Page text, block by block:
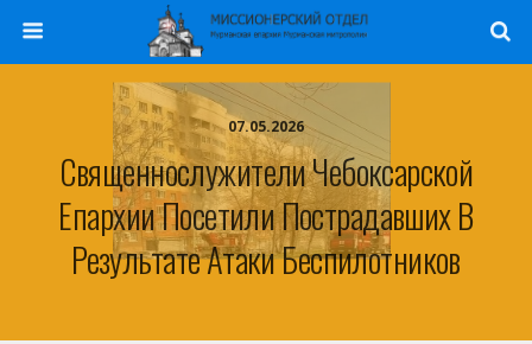
07.05.2026
Священнослужители Чебоксарской
Епархии Посетили Пострадавших В
Результате Атаки Беспилотников